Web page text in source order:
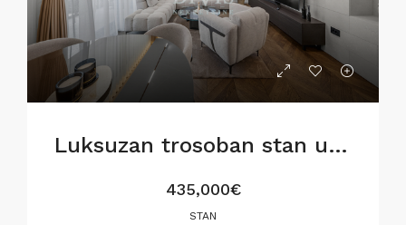
Luksuzan trosoban stan u BW Metropolitan,82m2
435,000€
STAN